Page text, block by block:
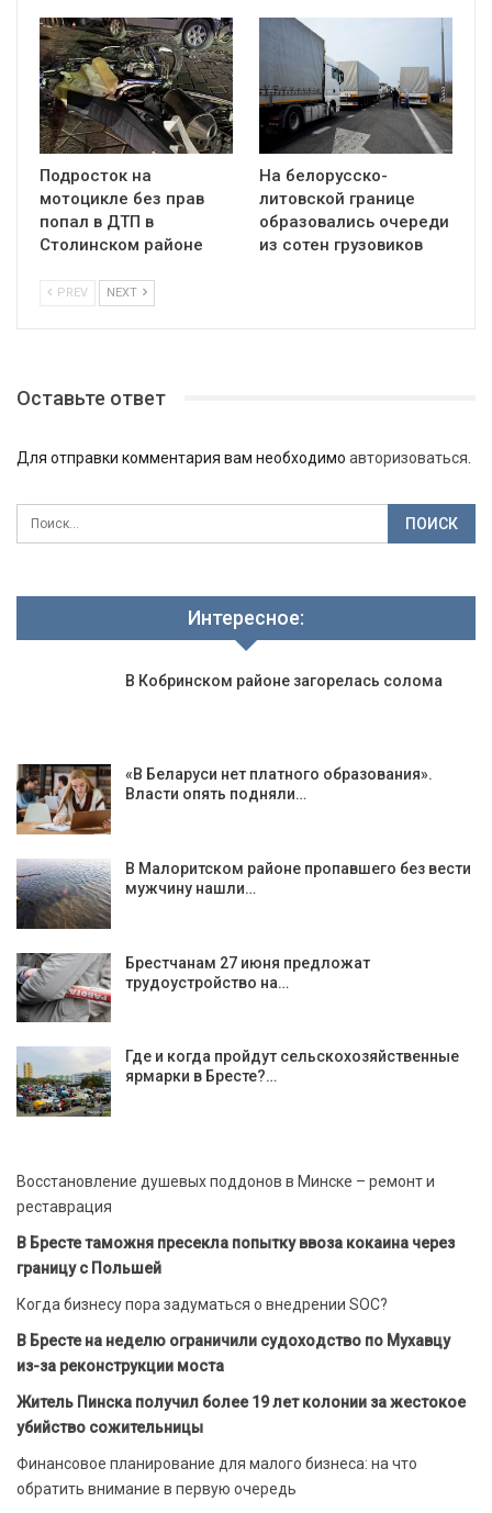
Подросток на
мотоцикле без прав
попал в ДТП в
Столинском районе
На белорусско-
литовской границе
образовались очереди
из сотен грузовиков
PREV NEXT
Оставьте ответ
Для отправки комментария вам необходимо авторизоваться
Интересное:
В Кобринском районе загорелась солома
«В Беларуси нет платного образования».
Власти опять подняли…
В Малоритском районе пропавшего без вести
мужчину нашли…
Брестчанам 27 июня предложат
трудоустройство на…
Где и когда пройдут сельскохозяйственные
ярмарки в Бресте?…
Восстановление душевых поддонов в Минске – ремонт и
реставрация
В Бресте таможня пресекла попытку ввоза кокаина через
границу с Польшей
Когда бизнесу пора задуматься о внедрении SOC?
В Бресте на неделю ограничили судоходство по Мухавцу
из-за реконструкции моста
Житель Пинска получил более 19 лет колонии за жестокое
убийство сожительницы
Финансовое планирование для малого бизнеса: на что
обратить внимание в первую очередь